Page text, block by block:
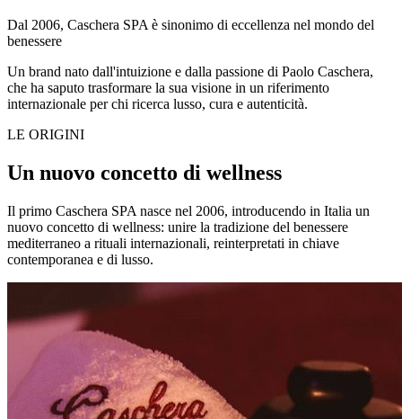
Dal 2006, Caschera SPA è sinonimo di eccellenza nel mondo del
benessere
Un brand nato dall'intuizione e dalla passione di Paolo Caschera,
che ha saputo trasformare la sua visione in un riferimento
internazionale per chi ricerca lusso, cura e autenticità.
LE ORIGINI
Un nuovo concetto di wellness
Il primo Caschera SPA nasce nel 2006, introducendo in Italia un
nuovo concetto di wellness: unire la tradizione del benessere
mediterraneo a rituali internazionali, reinterpretati in chiave
contemporanea e di lusso.